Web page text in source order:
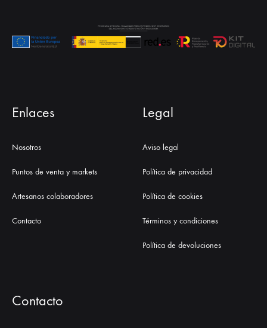
Enlaces
Nosotros
Puntos de venta y markets
Artesanos colaboradores
Contacto
Legal
Aviso legal
Política de privacidad
Política de cookies
Términos y condiciones
Política de devoluciones
Contacto